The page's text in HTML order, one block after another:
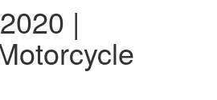
|